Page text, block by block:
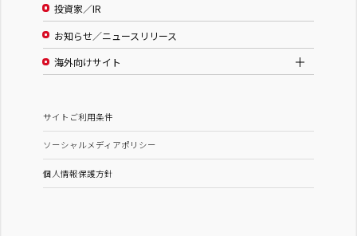
投資家／IR
お知らせ／ニュースリリース
海外向けサイト
サイトご利用条件
ソーシャルメディアポリシー
個人情報保護方針